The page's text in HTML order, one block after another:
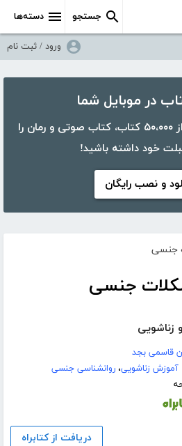
دسته‌ها جستجو
ورود / ثبت نام
با اپلیکیشن کتابراه، بیش از ۵۰،۰۰۰ کتاب، کتاب صوتی و رمان را
خود داشته باشید!
و نصب رایگان
جنسی
جنسی
زناشویی
قاسمی بجد
آموزش زناشویی،روانشناسی جنسی
دریافت از کتابراه